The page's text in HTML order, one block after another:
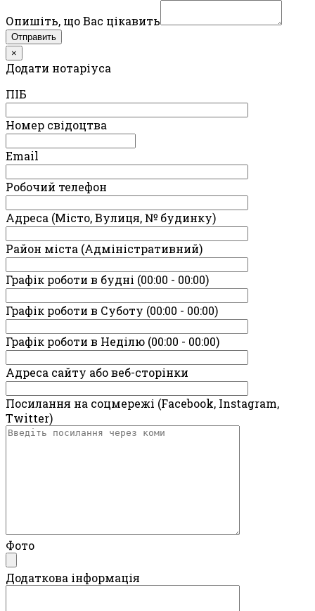
Опишіть, що Вас цікавить
Отправить
×
Додати нотаріуса
ПIБ
Номер свідоцтва
Email
Робочий телефон
Адреса (Місто, Вулиця, № будинку)
Район міста (Адміністративний)
Графік роботи в будні (00:00 - 00:00)
Графік роботи в Суботу (00:00 - 00:00)
Графік роботи в Неділю (00:00 - 00:00)
Адреса сайту або веб-сторінки
Посилання на соцмережі (Facebook, Instagram,
Twitter)
Фото
Додаткова інформація